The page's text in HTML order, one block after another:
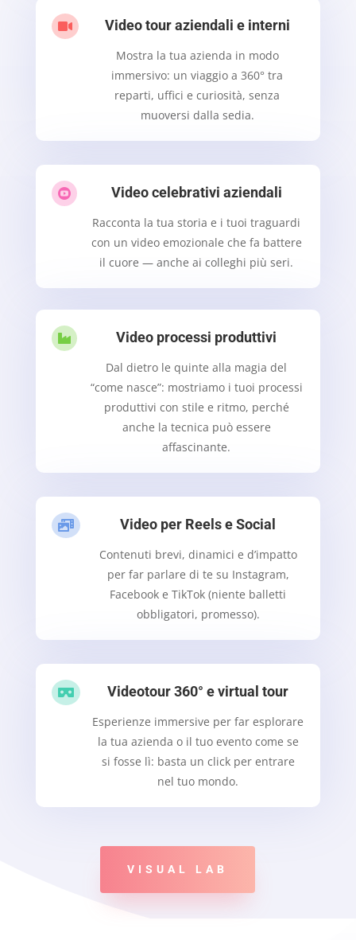
 Video tour aziendali e interni
Mostra la tua azienda in modo
immersivo: un viaggio a 360° tra
reparti, uffici e curiosità, senza
muoversi dalla sedia.
 Video celebrativi aziendali
Racconta la tua storia e i tuoi traguardi
con un video emozionale che fa battere
il cuore — anche ai colleghi più seri.
 Video processi produttivi
Dal dietro le quinte alla magia del
“come nasce”: mostriamo i tuoi processi
produttivi con stile e ritmo, perché
anche la tecnica può essere
affascinante.
 Video per Reels e Social
Contenuti brevi, dinamici e d’impatto
per far parlare di te su Instagram,
Facebook e TikTok (niente balletti
obbligatori, promesso).
 Videotour 360° e virtual tour
Esperienze immersive per far esplorare
la tua azienda o il tuo evento come se
si fosse lì: basta un click per entrare
nel tuo mondo.
VISUAL LAB